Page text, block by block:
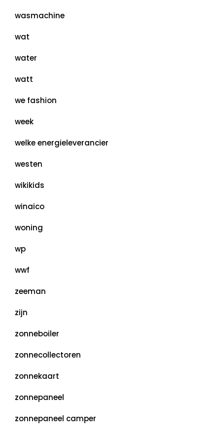
wasmachine
wat
water
watt
we fashion
week
welke energieleverancier
westen
wikikids
winaico
woning
wp
wwf
zeeman
zijn
zonneboiler
zonnecollectoren
zonnekaart
zonnepaneel
zonnepaneel camper